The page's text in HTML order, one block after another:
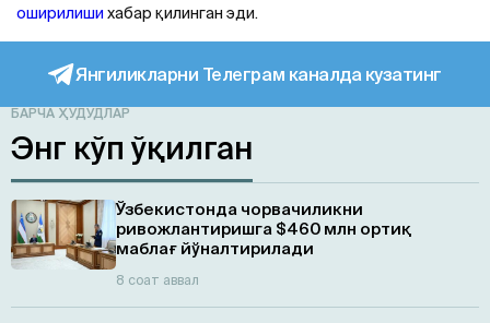
оширилиши хабар қилинган эди.
Янгиликларни Телеграм каналда кузатинг
БАРЧА ҲУДУДЛАР
Энг кўп ўқилган
Ўзбекистонда чорвачиликни
ривожлантиришга $460 млн ортиқ
маблағ йўналтирилади
8 соат аввал